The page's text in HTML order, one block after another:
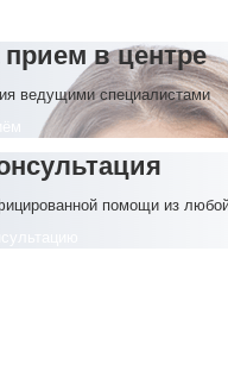
в центре
ведущими специалистами
помощи из